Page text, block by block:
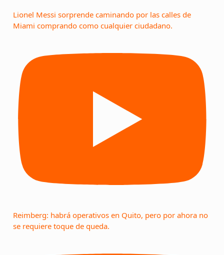
Lionel Messi sorprende caminando por las calles de
Miami comprando como cualquier ciudadano.
Reimberg: habrá operativos en Quito, pero por ahora no
se requiere toque de queda.